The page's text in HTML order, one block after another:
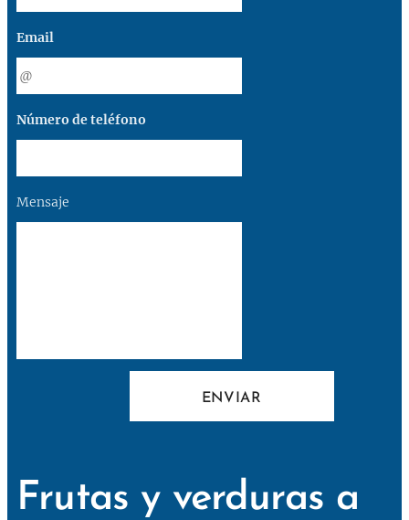
Email
Número de teléfono
Mensaje
ENVIAR
Frutas y verduras a